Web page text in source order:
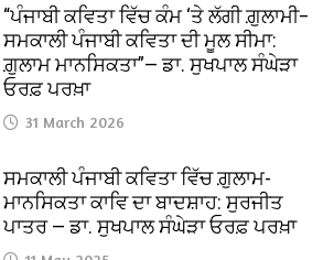
“ਪੰਜਾਬੀ ਕਵਿਤਾ ਵਿੱਚ ਕੰਮ ‘ਤੇ ਲੱਗੀ ਗ਼ੁਲਾਮੀ–
ਸਮਕਾਲੀ ਪੰਜਾਬੀ ਕਵਿਤਾ ਦੀ ਮੂਲ ਸੀਮਾ:
ਗ਼ੁਲਾਮ ਮਾਨਸਿਕਤਾ”— ਡਾ. ਸੁਖਪਾਲ ਸੰਘੇੜਾ
ਓਰਫ਼ ਪਰਖ਼ਾ
31 March 2026
ਸਮਕਾਲੀ ਪੰਜਾਬੀ ਕਵਿਤਾ ਵਿੱਚ ਗ਼ੁਲਾਮ-
ਮਾਨਸਿਕਤਾ ਕਾਵਿ ਦਾ ਬਾਦਸ਼ਾਹ: ਸੁਰਜੀਤ
ਪਾਤਰ — ਡਾ. ਸੁਖਪਾਲ ਸੰਘੇੜਾ ਓਰਫ਼ ਪਰਖ਼ਾ